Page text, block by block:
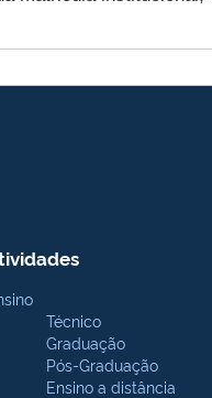
Técnico
Graduação
Pós-Graduação
Ensino a distância